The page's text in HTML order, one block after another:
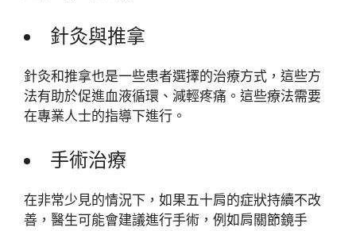
針灸與推拿
針灸和推拿也是一些患者選擇的治療方式，這些方
法有助於促進血液循環、減輕疼痛。這些療法需要
在專業人士的指導下進行。
手術治療
在非常少見的情況下，如果五十肩的症狀持續不改
善，醫生可能會建議進行手術，例如肩關節鏡手